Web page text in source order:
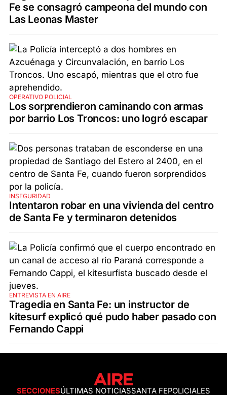
Fe se consagró campeona del mundo con
Las Leonas Master
OPERATIVO POLICIAL
Los sorprendieron caminando con armas
por barrio Los Troncos: uno logró escapar
INSEGURIDAD
Intentaron robar en una vivienda del centro
de Santa Fe y terminaron detenidos
ENTREVISTA EN AIRE
Tragedia en Santa Fe: un instructor de
kitesurf explicó qué pudo haber pasado con
Fernando Cappi
SECCIONESÚLTIMAS NOTICIASSANTA FEPOLICIALES